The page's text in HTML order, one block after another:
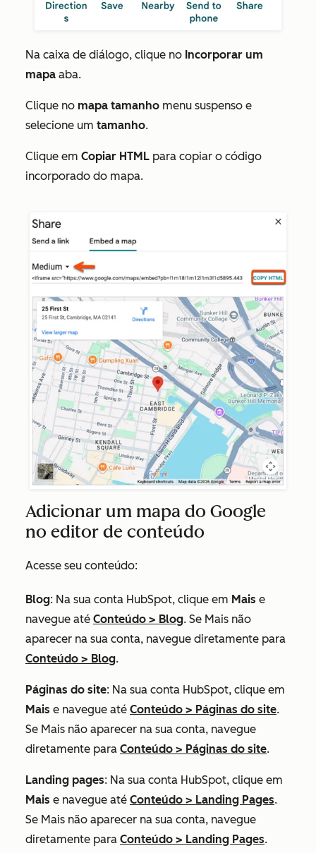
Na caixa de diálogo, clique no Incorporar um
mapa aba.
Clique no mapa tamanho menu suspenso e
selecione um tamanho.
Clique em Copiar HTML para copiar o código
incorporado do mapa.
Adicionar um mapa do Google
no editor de conteúdo
Acesse seu conteúdo:
Blog: Na sua conta HubSpot, clique em Mais e
navegue até Conteúdo > Blog. Se Mais não
aparecer na sua conta, navegue diretamente para
Conteúdo > Blog.
Páginas do site: Na sua conta HubSpot, clique em
Mais e navegue até Conteúdo > Páginas do site.
Se Mais não aparecer na sua conta, navegue
diretamente para Conteúdo > Páginas do site.
Landing pages: Na sua conta HubSpot, clique em
Mais e navegue até Conteúdo > Landing Pages.
Se Mais não aparecer na sua conta, navegue
diretamente para Conteúdo > Landing Pages.